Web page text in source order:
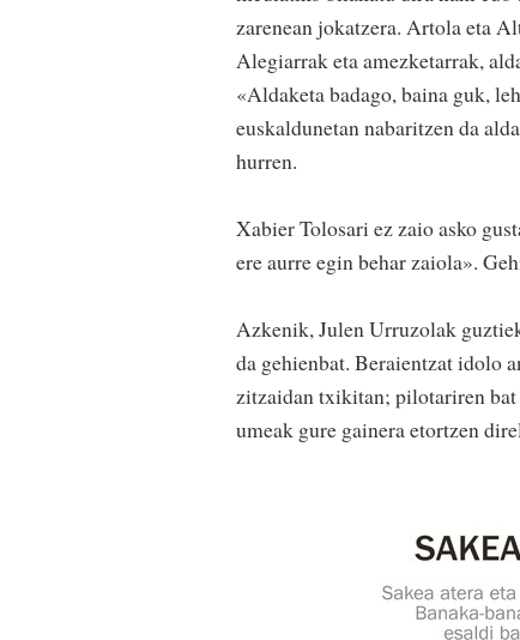
zarenean jokatzera. Artola eta
Alegiarrak eta amezketarrak,
«Aldaketa badago, baina guk,
euskaldunetan nabaritzen da
hurren.
Xabier Tolosari ez zaio asko
ere aurre egin behar zaiola».
Azkenik, Julen Urruzolak
da gehienbat. Beraientzat idolo
zitzaidan txikitan; pilotariren bat
umeak gure gainera etortzen